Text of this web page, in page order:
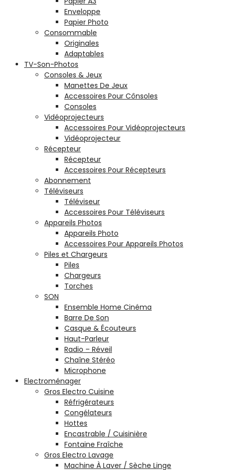
Enveloppe
Papier Photo
Consommable
Originales
Adaptables
TV-Son-Photos
Consoles & Jeux
Manettes De Jeux
Accessoires Pour Cônsoles
Consoles
Vidéoprojecteurs
Accessoires Pour Vidéoprojecteurs
Vidéoprojecteur
Récepteur
Récepteur
Accessoires Pour Récepteurs
Abonnement
Téléviseurs
Téléviseur
Accessoires Pour Téléviseurs
Appareils Photos
Appareils Photo
Accessoires Pour Appareils Photos
Piles et Chargeurs
Piles
Chargeurs
Torches
SON
Ensemble Home Cinéma
Barre De Son
Casque & Écouteurs
Haut-Parleur
Radio – Réveil
Chaîne Stéréo
Microphone
Electroménager
Gros Electro Cuisine
Réfrigérateurs
Congélateurs
Hottes
Encastrable / Cuisinière
Fontaine Fraîche
Gros Electro Lavage
Machine À Laver / Sèche Linge